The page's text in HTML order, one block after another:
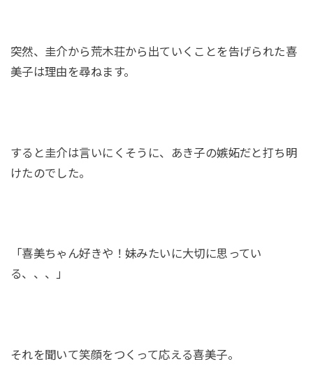
突然、圭介から荒木荘から出ていくことを告げられた喜
美子は理由を尋ねます。
すると圭介は言いにくそうに、あき子の嫉妬だと打ち明
けたのでした。
「喜美ちゃん好きや！妹みたいに大切に思ってい
る、、、」
それを聞いて笑顔をつくって応える喜美子。